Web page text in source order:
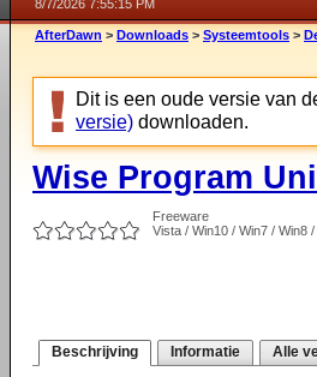
8/7/2026 7:55:15 PM
AfterDawn > Downloads > Systeemtools >
Dit is een oude versie van
versie) downloaden.
Wise Program
Freeware
Vista / Win10 / Win7 / Win8 /
Beschrijving Informatie Alle